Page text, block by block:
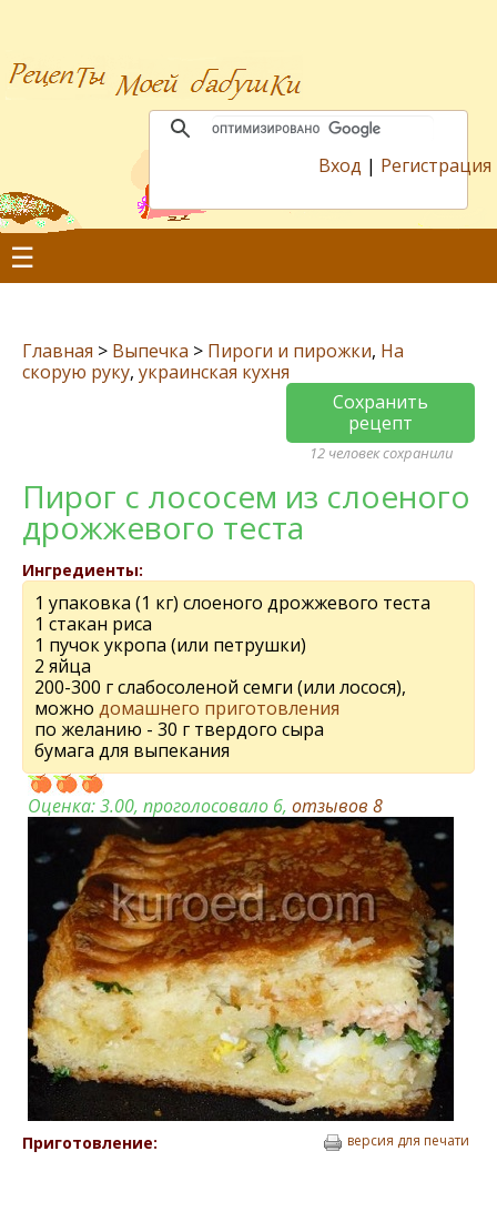
Вход | Регистрация
☰
Главная > Выпечка > Пироги и пирожки, На
скорую руку, украинская кухня
Сохранить
рецепт
12 человек сохранили
Пирог с лососем из слоеного
дрожжевого теста
Ингредиенты:
1 упаковка (1 кг) слоеного дрожжевого теста
1 стакан риса
1 пучок укропа (или петрушки)
2 яйца
200-300 г слабосоленой семги (или лосося),
можно домашнего приготовления
по желанию - 30 г твердого сыра
бумага для выпекания
Оценка:3.00, проголосовало 6, отзывов 8
Приготовление: версия для печати